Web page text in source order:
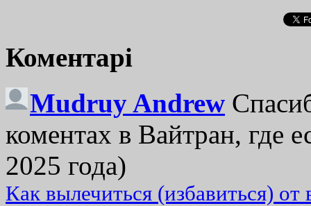
Коментарі
Mudruy Andrew
коментах в Вайтран, где
2025 года)
Как вылечиться (избавиться)